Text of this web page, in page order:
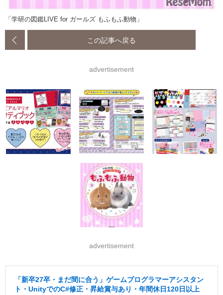
「学研の図鑑LIVE for ガールズ もふもふ動物」
この記事へ戻る
advertisement
advertisement
「新卒27卒・まだ間に合う」ゲームプログラマーアシスタン
ト・UnityでのC#修正・昇給賞与あり・年間休日120日以上